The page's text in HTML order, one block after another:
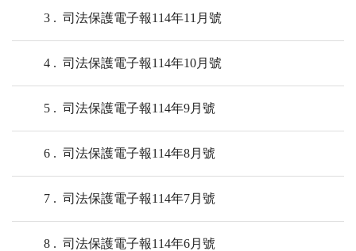
3 司法保護電子報114年11月號
4 司法保護電子報114年10月號
5 司法保護電子報114年9月號
6 司法保護電子報114年8月號
7 司法保護電子報114年7月號
8 司法保護電子報114年6月號